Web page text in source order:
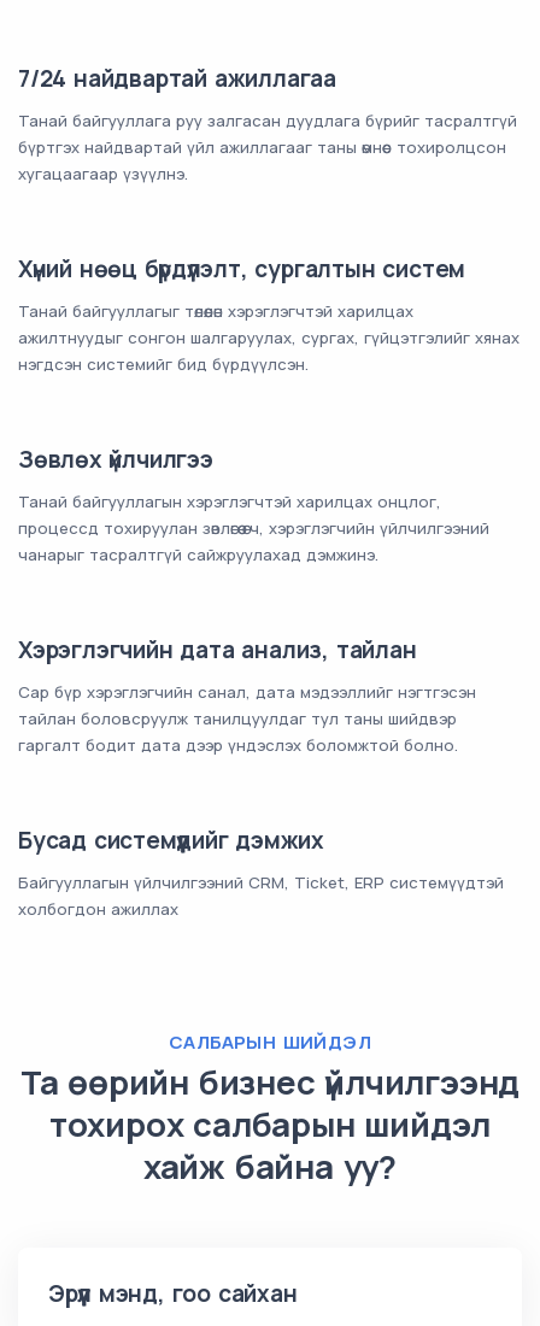
7/24 найдвартай ажиллагаа
Танай байгууллага руу залгасан дуудлага бүрийг тасралтгүй
бүртгэх найдвартай үйл ажиллагааг таны өмнөөс тохиролцсон
хугацаагаар үзүүлнэ.
Хүний нөөц бүрдүүлэлт, сургалтын систем
Танай байгууллагыг төлөөлөн хэрэглэгчтэй харилцах
ажилтнуудыг сонгон шалгаруулах, сургах, гүйцэтгэлийг хянах
нэгдсэн системийг бид бүрдүүлсэн.
Зөвлөх үйлчилгээ
Танай байгууллагын хэрэглэгчтэй харилцах онцлог,
процессд тохируулан зөвлөгөө өгч, хэрэглэгчийн үйлчилгээний
чанарыг тасралтгүй сайжруулахад дэмжинэ.
Хэрэглэгчийн дата анализ, тайлан
Сар бүр хэрэглэгчийн санал, дата мэдээллийг нэгтгэсэн
тайлан боловсруулж танилцуулдаг тул таны шийдвэр
гаргалт бодит дата дээр үндэслэх боломжтой болно.
Бусад системүүдийг дэмжих
Байгууллагын үйлчилгээний CRM, Ticket, ERP системүүдтэй
холбогдон ажиллах
САЛБАРЫН ШИЙДЭЛ
Та өөрийн бизнес үйлчилгээнд
тохирох салбарын шийдэл
хайж байна уу?
Эрүүл мэнд, гоо сайхан